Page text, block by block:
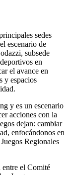
sedes
escenario de
subsede
en
el avance en
y espacios
y es un escenario
acciones con la
dejan: cambiar
enfocándonos en
Regionales
entre el Comité